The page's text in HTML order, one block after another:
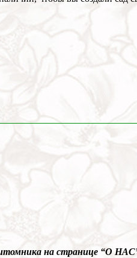
на странице “О